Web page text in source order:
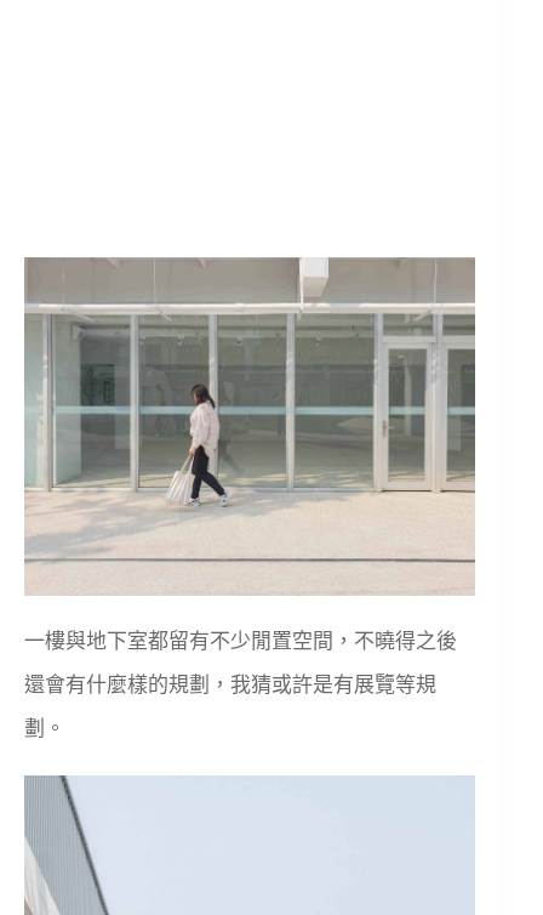
一樓與地下室都留有不少閒置空間，不曉得之後
還會有什麼樣的規劃，我猜或許是有展覽等規
劃。